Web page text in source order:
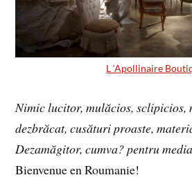
L ‘Apollinaire
Nimic lucitor, mulăcios, sclipicios,
dezbrăcat, cusături proaste,
Dezamăgitor, cumva? pentru
Bienvenue en Roumanie!